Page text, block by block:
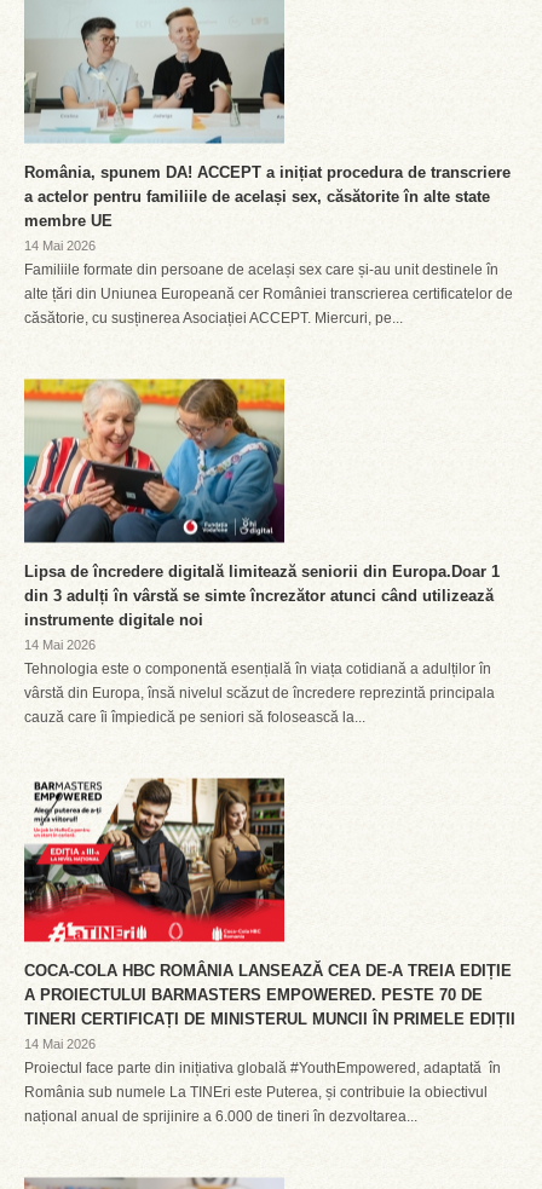
România, spunem DA! ACCEPT a inițiat procedura de transcriere
a actelor pentru familiile de același sex, căsătorite în alte state
membre UE
14 Mai 2026
Familiile formate din persoane de același sex care și-au unit destinele în
alte țări din Uniunea Europeană cer României transcrierea certificatelor de
căsătorie, cu susținerea Asociației ACCEPT. Miercuri, pe...
Lipsa de încredere digitală limitează seniorii din Europa.Doar 1
din 3 adulți în vârstă se simte încrezător atunci când utilizează
instrumente digitale noi
14 Mai 2026
Tehnologia este o componentă esențială în viața cotidiană a adulților în
vârstă din Europa, însă nivelul scăzut de încredere reprezintă principala
cauză care îi împiedică pe seniori să folosească la...
COCA-COLA HBC ROMÂNIA LANSEAZĂ CEA DE-A TREIA EDIȚIE
A PROIECTULUI BARMASTERS EMPOWERED. PESTE 70 DE
TINERI CERTIFICAȚI DE MINISTERUL MUNCII ÎN PRIMELE EDIȚII
14 Mai 2026
Proiectul face parte din inițiativa globală #YouthEmpowered, adaptată în
România sub numele La TINEri este Puterea, și contribuie la obiectivul
național anual de sprijinire a 6.000 de tineri în dezvoltarea...